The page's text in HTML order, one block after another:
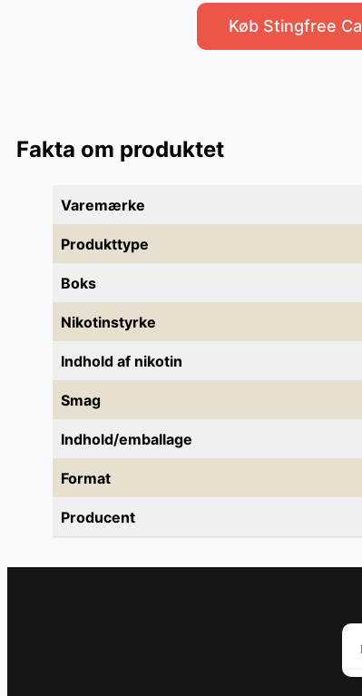
Køb Stingfree
Fakta om produktet
Varemærke
Produkttype
Boks
Nikotinstyrke
Indhold af nikotin
Smag
Indhold/emballage
Format
Producent